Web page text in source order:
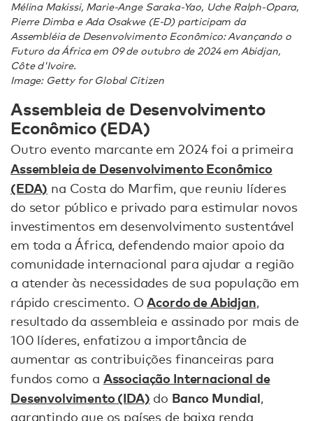
Mélina Makissi, Marie-Ange Saraka-Yao, Uche Ralph-Opara,
Pierre Dimba e Ada Osakwe (E-D) participam da
Assembléia de Desenvolvimento Econômico: Avançando o
Futuro da África em 09 de outubro de 2024 em Abidjan,
Côte d'Ivoire.
Image: Getty for Global Citizen
Assembleia de Desenvolvimento
Econômico (EDA)
Outro evento marcante em 2024 foi a primeira
Assembleia de Desenvolvimento Econômico
(EDA) na Costa do Marfim, que reuniu líderes
do setor público e privado para estimular novos
investimentos em desenvolvimento sustentável
em toda a África, defendendo maior apoio da
comunidade internacional para ajudar a região
a atender às necessidades de sua população em
rápido crescimento. OAcordo de Abidjan,
resultado da assembleia e assinado por mais de
100 líderes, enfatizou a importância de
aumentar as contribuições financeiras para
fundos como a Associação Internacional de
Desenvolvimento (IDA) do Banco Mundial,
garantindo que os países de baixa renda